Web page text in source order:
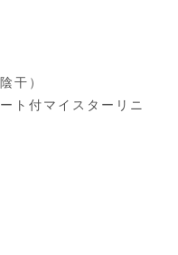
干）
ト付マイスターリニ